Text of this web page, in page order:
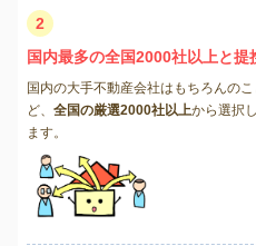
2
国内最多の全国2000社以上と提
国内の大手不動産会社はもちろんの
ど、 全国の厳選2000社以上から選択
ます。